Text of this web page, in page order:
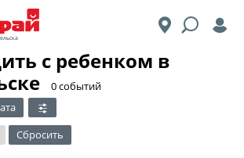
с ребенком в
​0 событий
Сбросить